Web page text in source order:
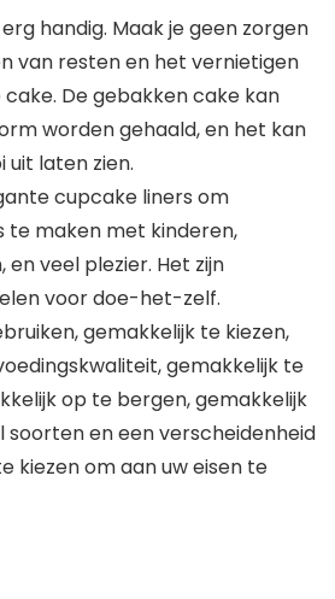
handig. Maak je geen zorgen
van resten en het vernietigen
De gebakken cake kan
worden gehaald, en het kan
uit laten zien.
cupcake liners om
maken met kinderen,
veel plezier. Het zijn
voor doe-het-zelf.
gemakkelijk te kiezen,
gemakkelijk te
op te bergen, gemakkelijk
soorten en een verscheidenheid
kiezen om aan uw eisen te